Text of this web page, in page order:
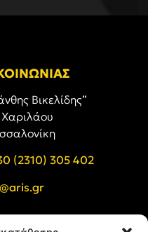
Βικελίδης”
(2310) 305 402